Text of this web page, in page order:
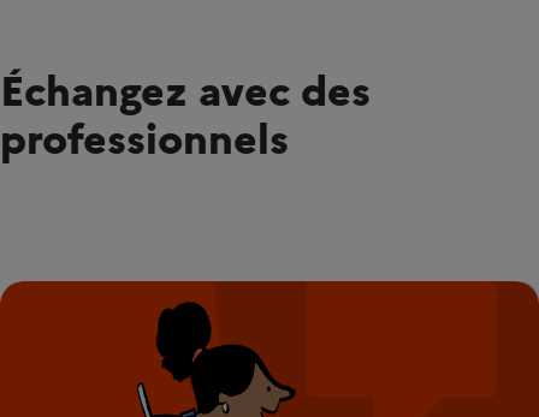
Échangez avec des
professionnels